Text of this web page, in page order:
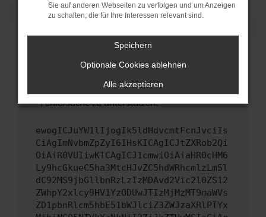
führen, dass bestimmte Funktionen nicht mehr
unterstützt werden.
Wende dich an den Webseitenbetreiber.
Wenn du alle oben genannten Schritte versucht
hast, kontaktiere uns bitte. Wir werden
uns diesen Text schicken, um uns bei der
Fehlersuche zu unterstützen:
ewogICJuYW1lIjogIk5ldHdvcmtFcnJvciIs
CiAgImNvbmZpZyI6IHsKICAgICJtZXRob2Qi
OiAiR0VUIiwKICAgICJ1cmwiOiAiaHR0cHM6
Ly9hcGkueC5ha3MtcHJvZC5hdWRhcmlzLm5l
dC92MS9jbGllbnRzLzIzMDAvd2Vic2l0ZS12
ZWhpY2xlcy9HV1YzODUwJTIzMjMzMT9maWVs
ZD1pbnRlcm5hbE51bWJlciZ3ZWJzaXRlPTYx
Sie auf anderen Webseiten zu verfolgen und um Anzeigen
zu schalten, die für Ihre Interessen relevant sind.
Speichern
Optionale Cookies ablehnen
Alle akzeptieren